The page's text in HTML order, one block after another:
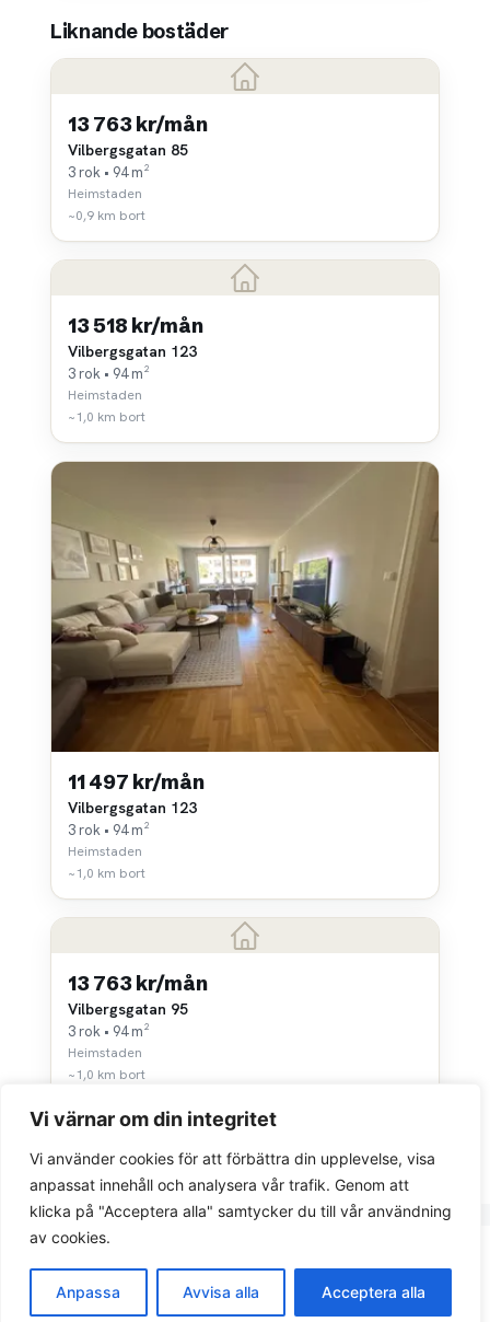
Vi värnar om din integritet
Vi använder cookies för att förbättra din upplevelse, visa
anpassat innehåll och analysera vår trafik. Genom att
klicka på "Acceptera alla" samtycker du till vår användning
av cookies.
Anpassa Avvisa alla Acceptera alla
Liknande bostäder
13 763 kr/mån
Vilbergsgatan 85
3 rok • 94 m²
Heimstaden
~0,9 km bort
13 518 kr/mån
Vilbergsgatan 123
3 rok • 94 m²
Heimstaden
~1,0 km bort
11 497 kr/mån
Vilbergsgatan 123
3 rok • 94 m²
Heimstaden
~1,0 km bort
13 763 kr/mån
Vilbergsgatan 95
3 rok • 94 m²
Heimstaden
~1,0 km bort
Integritetspolicy
© 2026 Sök bostad.